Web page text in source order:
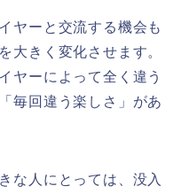
ヤーと交流する機会も
大きく変化させます。
ヤーによって全く違う
毎回違う楽しさ」があ
な人にとっては、没入